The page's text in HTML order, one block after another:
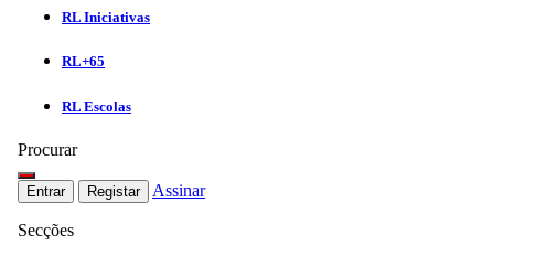
RL Iniciativas
RL+65
RL Escolas
Procurar
Entrar Registar Assinar
Secções